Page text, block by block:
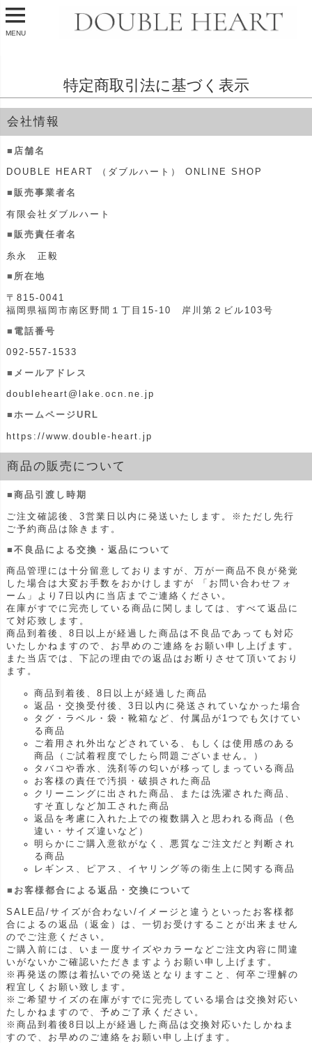
MENU
特定商取引法に基づく表示
会社情報
■店舗名
DOUBLE HEART （ダブルハート） ONLINE SHOP
■販売事業者名
有限会社ダブルハート
■販売責任者名
糸永 正毅
■所在地
〒815-0041
福岡県福岡市南区野間１丁目15-10 岸川第２ビル103号
■電話番号
092-557-1533
■メールアドレス
doubleheart@lake.ocn.ne.jp
■ホームページURL
https://www.double-heart.jp
商品の販売について
■商品引渡し時期
ご注文確認後、3営業日以内に発送いたします。※ただし先行
ご予約商品は除きます。
■不良品による交換・返品について
商品管理には十分留意しておりますが、万が一商品不良が発覚
した場合は大変お手数をおかけしますが 「 お問い合わせフォ
ーム 」より7日以内に当店までご連絡ください。
在庫がすでに完売している商品に関しましては、すべて返品に
て対応致します。
商品到着後、8日以上が経過した商品は不良品であっても対応
いたしかねますので、お早めのご連絡をお願い申し上げます。
また当店では、下記の理由での返品はお断りさせて頂いており
ます。
商品到着後、8日以上が経過した商品
返品・交換受付後、3日以内に発送されていなかった場合
タグ・ラベル・袋・靴箱など、付属品が1つでも欠けてい
る商品
ご着用され外出などされている、もしくは使用感のある
商品（ご試着程度でしたら問題ございません。）
タバコや香水、洗剤等の匂いが移ってしまっている商品
お客様の責任で汚損・破損された商品
クリーニングに出された商品、または洗濯された商品、
すそ直しなど加工された商品
返品を考慮に入れた上での複数購入と思われる商品（色
違い・サイズ違いなど）
明らかにご購入意欲がなく、悪質なご注文だと判断され
る商品
レギンス、ピアス、イヤリング等の衛生上に関する商品
■お客様都合による返品・交換について
SALE品/サイズが合わない/イメージと違うといったお客様都
合によるの返品（返金）は、一切お受けすることが出来ません
のでご注意ください。
ご購入前には、いま一度サイズやカラーなどご注文内容に間違
いがないかご確認いただきますようお願い申し上げます。
※再発送の際は着払いでの発送となりますこと、何卒ご理解の
程宜しくお願い致します。
※ご希望サイズの在庫がすでに完売している場合は交換対応い
たしかねますので、予めご了承ください。
※商品到着後8日以上が経過した商品は交換対応いたしかねま
すので、お早めのご連絡をお願い申し上げます。